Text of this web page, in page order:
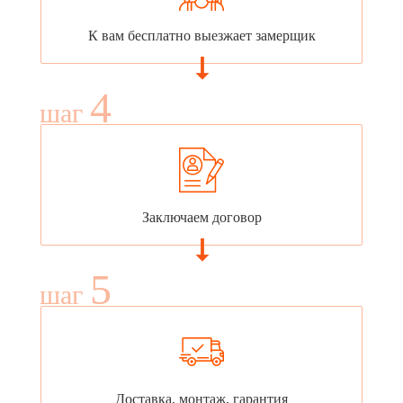
К вам бесплатно выезжает замерщик
шаг 4
Заключаем договор
шаг 5
Доставка, монтаж, гарантия